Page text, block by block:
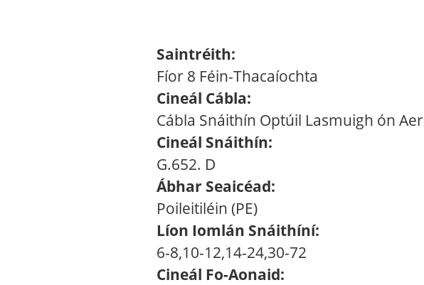
Saintréith:
Fíor 8 Féin-Thacaíochta
Cineál Cábla:
Cábla Snáithín Optúil Lasmuigh ón Aer
Cineál Snáithín:
G.652. D
Ábhar Seaicéad:
Poileitiléin (PE)
Líon Iomlán Snáithíní:
6-8,10-12,14-24,30-72
Cineál Fo-Aonaid: